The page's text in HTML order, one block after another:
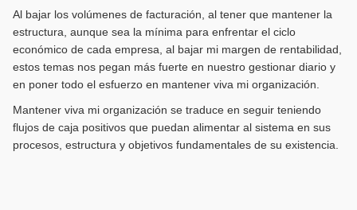
Al bajar los volúmenes de facturación, al tener que mantener la
estructura, aunque sea la mínima para enfrentar el ciclo
económico de cada empresa, al bajar mi margen de rentabilidad,
estos temas nos pegan más fuerte en nuestro gestionar diario y
en poner todo el esfuerzo en mantener viva mi organización.
Mantener viva mi organización se traduce en seguir teniendo
flujos de caja positivos que puedan alimentar al sistema en sus
procesos, estructura y objetivos fundamentales de su existencia.